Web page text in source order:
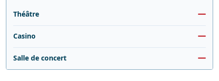
Théâtre
Casino
Salle de concert